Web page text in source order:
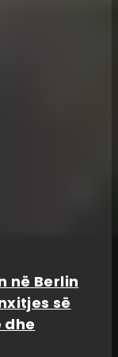
në Berlin
së
dhe